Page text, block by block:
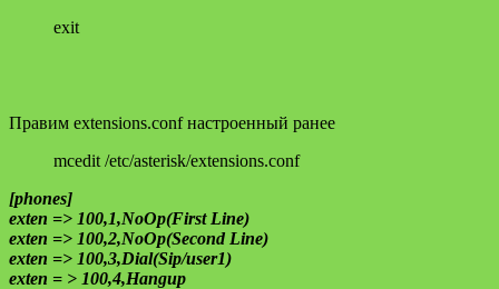
exit
Правим extensions.conf настроенный ранее
mcedit /etc/asterisk/extensions.conf
[phones]
exten => 100,1,NoOp(First Line)
exten => 100,2,NoOp(Second Line)
exten => 100,3,Dial(Sip/user1)
exten = > 100,4,Hangup